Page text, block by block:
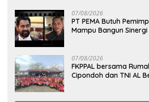
07/08/2026
PT PEMA Butuh
Mampu Bangun Sinergi
07/08/2026
FKPPAL bersama
Cipondoh dan TNI AL